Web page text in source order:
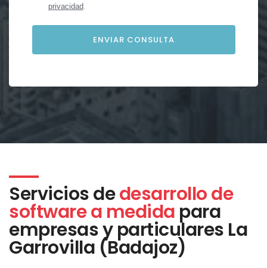
privacidad.
Servicios dedesarrollo de
software a medida para
empresas y particulares La
Garrovilla (Badajoz)